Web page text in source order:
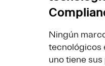
Ningún
tecnológicos
uno tiene